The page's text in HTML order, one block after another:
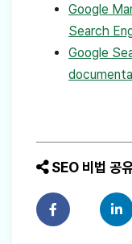
Google
Search
Google
SEO 비법 공
페이스북에 공유
링